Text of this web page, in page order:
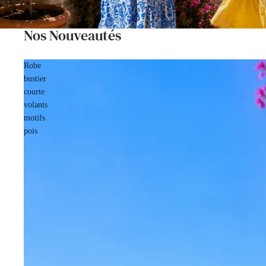
Nos Nouveautés
Robe
bustier
courte
volants
motifs
pois